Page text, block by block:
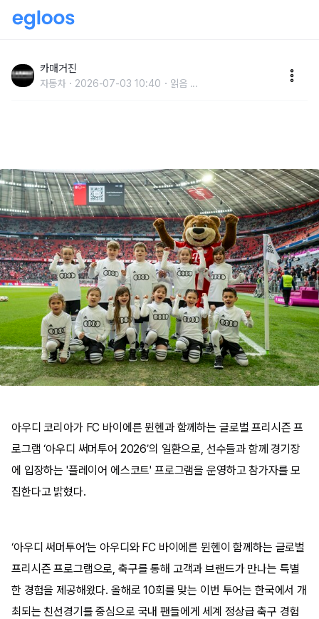
2026 플레이어 에스코트’ 모집
카매거진
자동차 2026-07-03 10:40 읽음 ...
아우디 코리아가 FC 바이에른 뮌헨과 함께하는 글로벌 프리시즌 프
로그램 ‘아우디 써머투어 2026’의 일환으로, 선수들과 함께 경기장
에 입장하는 '플레이어 에스코트' 프로그램을 운영하고 참가자를 모
집한다고 밝혔다.
‘아우디 써머투어’는 아우디와 FC 바이에른 뮌헨이 함께하는 글로벌
프리시즌 프로그램으로, 축구를 통해 고객과 브랜드가 만나는 특별
한 경험을 제공해왔다. 올해로 10회를 맞는 이번 투어는 한국에서 개
최되는 친선경기를 중심으로 국내 팬들에게 세계 정상급 축구 경험